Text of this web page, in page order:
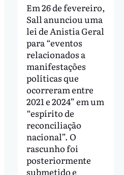
Em 26 de fevereiro,
Sall anunciou uma
lei de Anistia Geral
para “eventos
relacionados a
manifestações
políticas que
ocorreram entre
2021 e 2024” em um
“espírito de
reconciliação
nacional”. O
rascunho foi
posteriormente
submetido e